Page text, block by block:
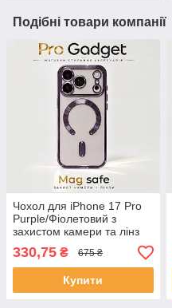
Подібні товари компанії
Чохол для iPhone 17 Pro
Purple/Фіолетовий з
захистом камери та лінз
Mag safe
330,75 ₴ 675 ₴
Купити